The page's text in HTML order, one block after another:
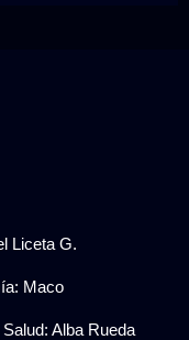
Liceta G.
Maco
Alba Rueda